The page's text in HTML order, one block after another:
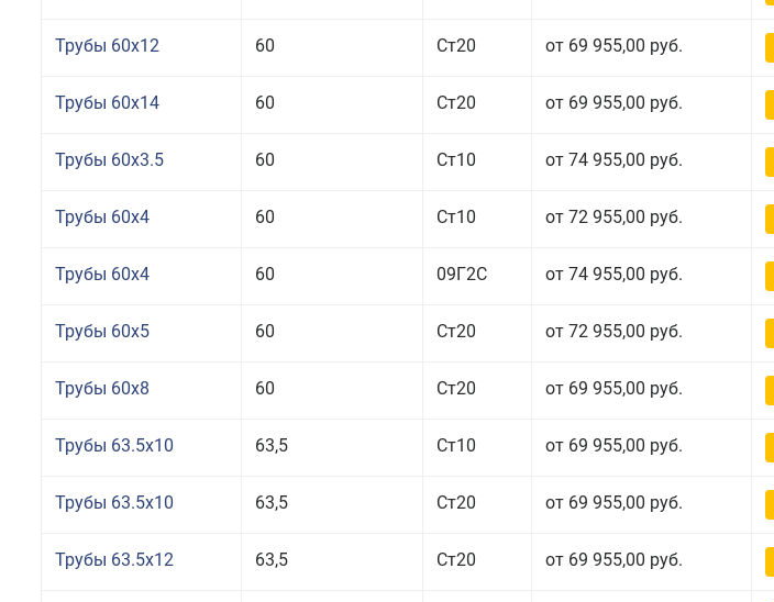
Трубы 60x12 60 Ст20 от 69 955,00 руб.
Трубы 60x14 60 Ст20 от 69 955,00 руб.
Трубы 60x3.5 60 Ст10 от 74 955,00 руб.
Трубы 60x4 60 Ст10 от 72 955,00 руб.
Трубы 60x4 60 09Г2С от 74 955,00 руб.
Трубы 60x5 60 Ст20 от 72 955,00 руб.
Трубы 60x8 60 Ст20 от 69 955,00 руб.
Трубы 63.5x10 63,5 Ст10 от 69 955,00 руб.
Трубы 63.5x10 63,5 Ст20 от 69 955,00 руб.
Трубы 63.5x12 63,5 Ст20 от 69 955,00 руб.